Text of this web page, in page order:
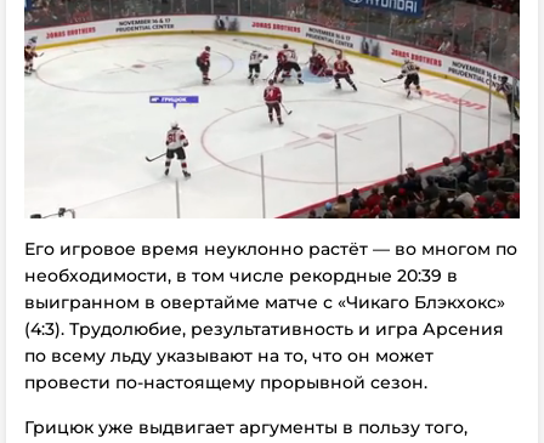
Его игровое время неуклонно растёт — во многом по
необходимости, в том числе рекордные 20:39 в
выигранном в овертайме матче с «Чикаго Блэкхокс»
(4:3). Трудолюбие, результативность и игра Арсения
по всему льду указывают на то, что он может
провести по-настоящему прорывной сезон.
Грицюк уже выдвигает аргументы в пользу того,